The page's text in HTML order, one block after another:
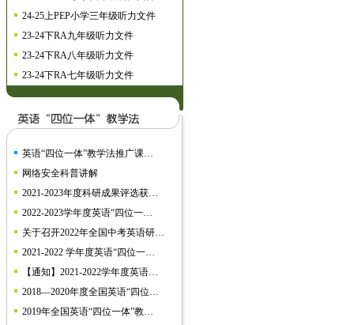
24-25上PEP小学三年级听力文件
23-24下RA九年级听力文件
23-24下RA八年级听力文件
23-24下RA七年级听力文件
英语“四位一体”教学法推广课…
网络安全科普讲解
2021-2023年度科研成果评选获…
2022-2023学年度英语“四位一…
关于召开2022年全国中考英语研…
2021-2022 学年度英语“四位一…
【通知】2021-2022学年度英语…
2018—2020年度全国英语“四位…
2019年全国英语“四位一体”教…